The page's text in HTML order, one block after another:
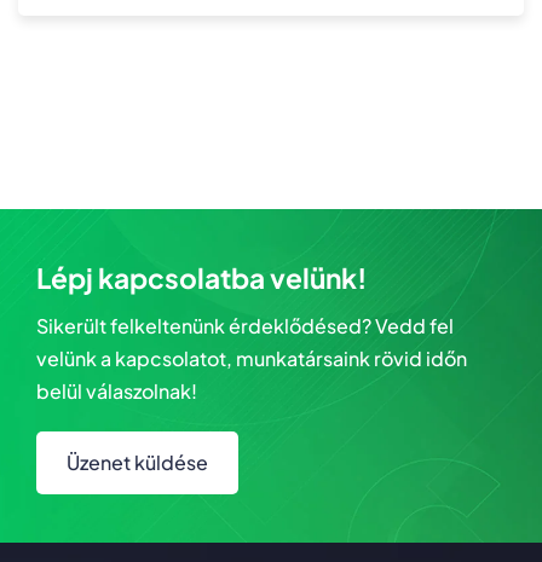
Lépj kapcsolatba velünk!
Sikerült felkeltenünk érdeklődésed? Vedd fel
velünk a kapcsolatot, munkatársaink rövid időn
belül válaszolnak!
Üzenet küldése